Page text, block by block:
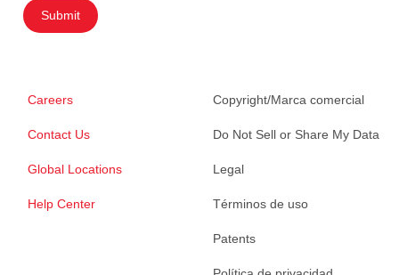
Submit
Careers
Contact Us
Global Locations
Help Center
Copyright/Marca comercial
Do Not Sell or Share My Data
Legal
Términos de uso
Patents